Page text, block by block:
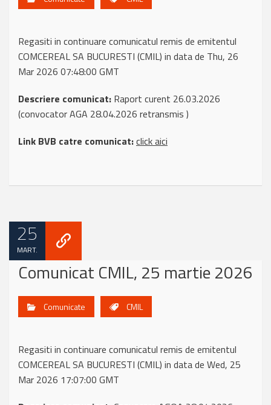
Regasiti in continuare comunicatul remis de emitentul
COMCEREAL SA BUCURESTI (CMIL) in data de Thu, 26
Mar 2026 07:48:00 GMT
Descriere comunicat: Raport curent 26.03.2026
(convocator AGA 28.04.2026 retransmis )
Link BVB catre comunicat:click aici
25
MART.
Comunicat CMIL, 25 martie 2026
Comunicate CMIL
Regasiti in continuare comunicatul remis de emitentul
COMCEREAL SA BUCURESTI (CMIL) in data de Wed, 25
Mar 2026 17:07:00 GMT